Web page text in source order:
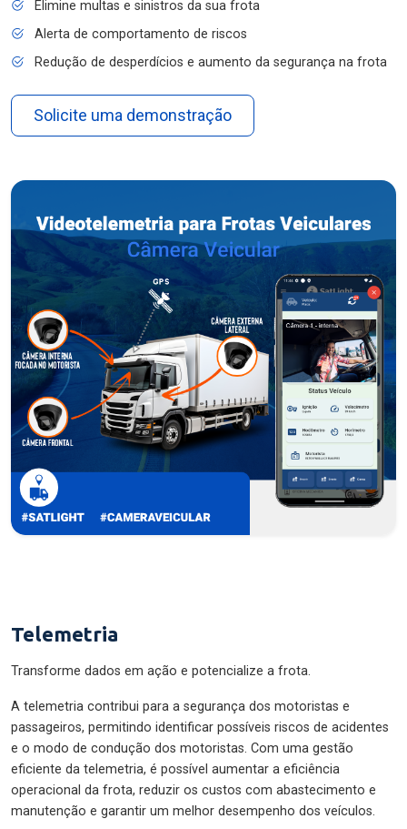
Elimine multas e sinistros da sua frota
Alerta de comportamento de riscos
Redução de desperdícios e aumento da segurança na frota
Solicite uma demonstração
Telemetria
Transforme dados em ação e potencialize a frota.
A telemetria contribui para a segurança dos motoristas e
passageiros, permitindo identificar possíveis riscos de acidentes
e o modo de condução dos motoristas. Com uma gestão
eficiente da telemetria, é possível aumentar a eficiência
operacional da frota, reduzir os custos com abastecimento e
manutenção e garantir um melhor desempenho dos veículos.